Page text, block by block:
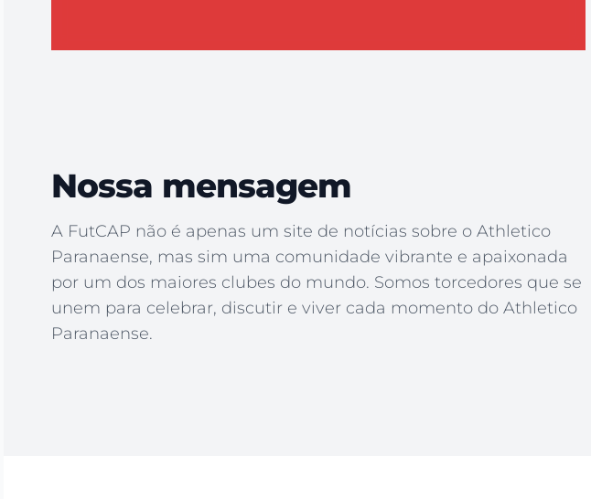
Nossa mensagem
A FutCAP não é apenas um site de notícias sobre o Athletico
Paranaense, mas sim uma comunidade vibrante e apaixonada
por um dos maiores clubes do mundo. Somos torcedores que se
unem para celebrar, discutir e viver cada momento do Athletico
Paranaense.